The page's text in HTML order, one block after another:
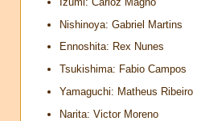
Nishinoya: Gabriel Martins
Ennoshita: Rex Nunes
Tsukishima: Fabio Campos
Yamaguchi: Matheus Ribeiro
Narita: Victor Moreno